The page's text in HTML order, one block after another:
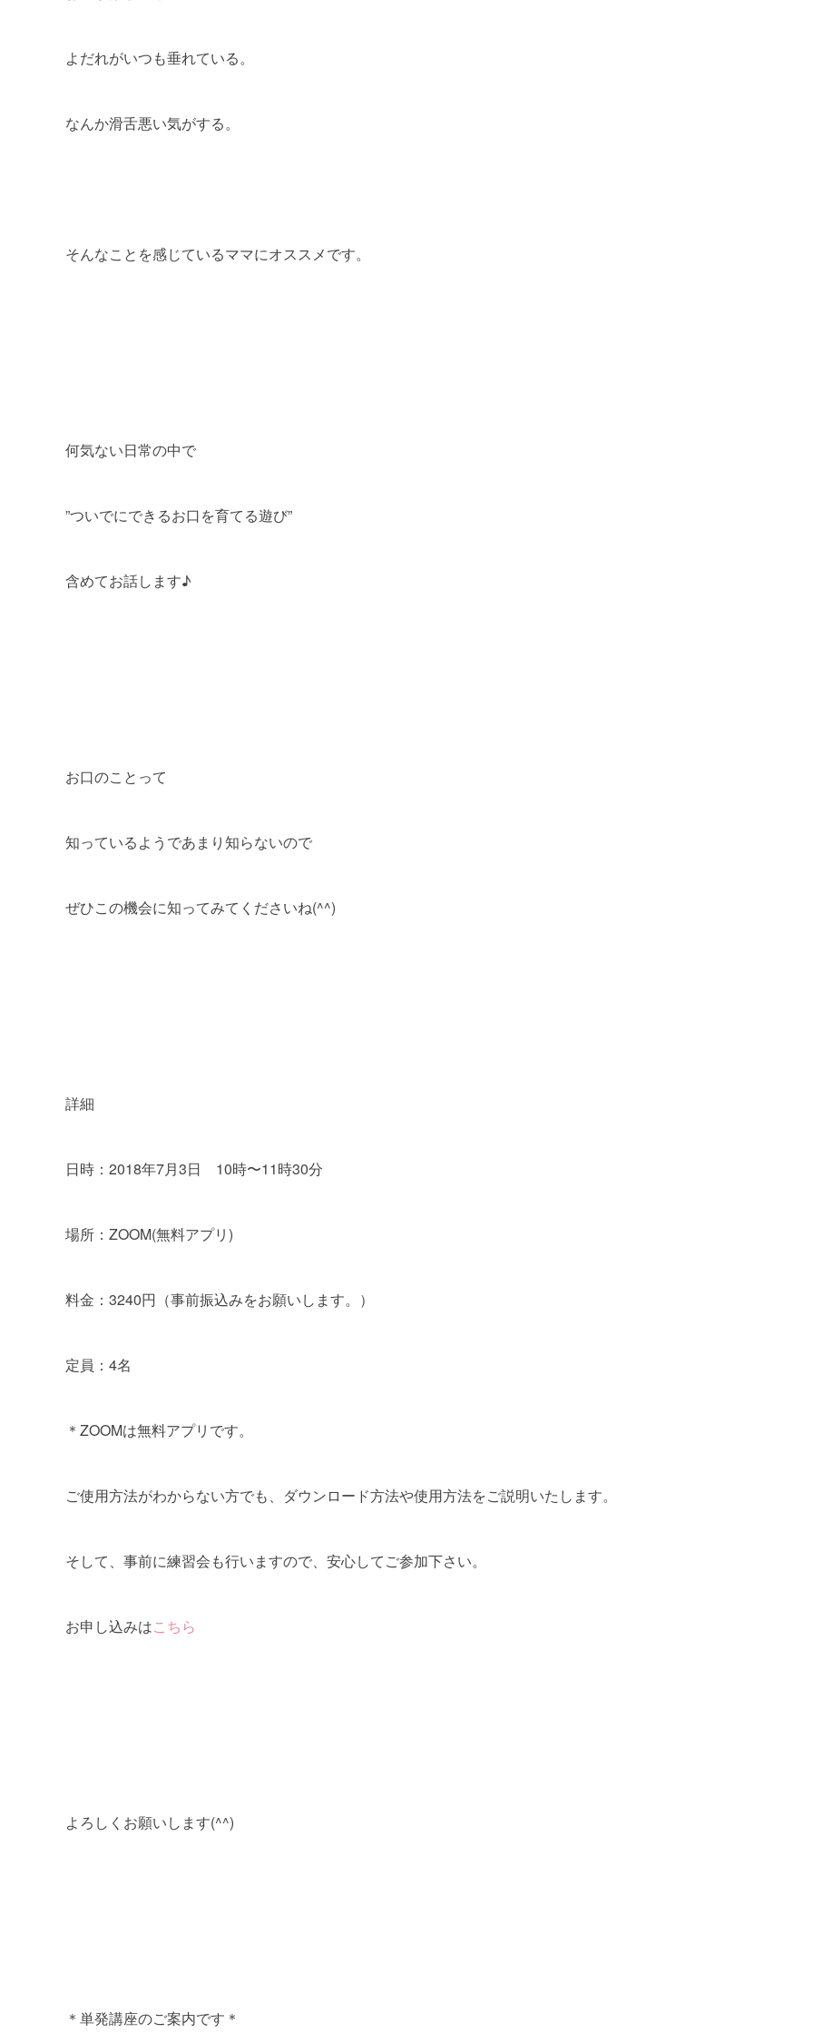
よだれがいつも垂れている。
なんか滑舌悪い気がする。
そんなことを感じているママにオススメです。
何気ない日常の中で
”ついでにできるお口を育てる遊び”
含めてお話します♪
お口のことって
知っているようであまり知らないので
ぜひこの機会に知ってみてくださいね(^^)
詳細
日時：2018年7月3日 10時〜11時30分
場所：ZOOM(無料アプリ)
料金：3240円（事前振込みをお願いします。）
定員：4名
＊ZOOMは無料アプリです。
ご使用方法がわからない方でも、ダウンロード方法や使用方法をご説明いたします。
そして、事前に練習会も行いますので、安心してご参加下さい。
お申し込みはこちら
よろしくお願いします(^^)
＊単発講座のご案内です＊